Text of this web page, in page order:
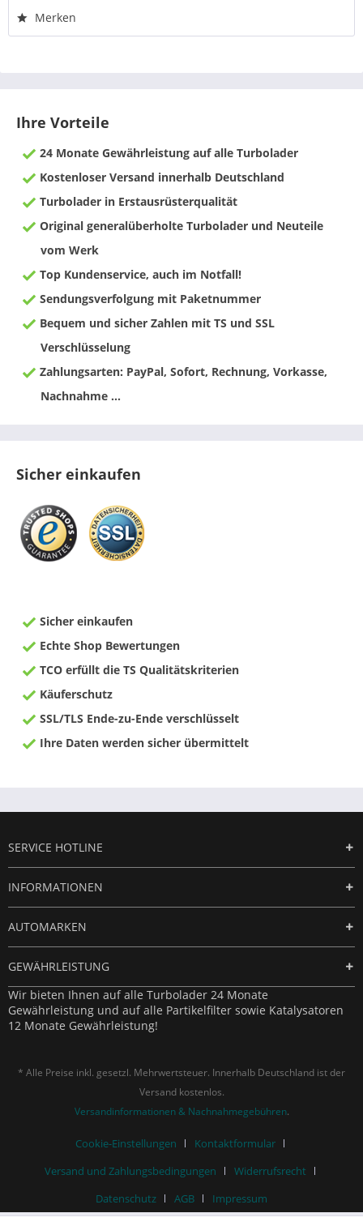
Merken
Ihre Vorteile
24 Monate Gewährleistung auf alle Turbolader
Kostenloser Versand innerhalb Deutschland
Turbolader in Erstausrüsterqualität
Original generalüberholte Turbolader und Neuteile
vom Werk
Top Kundenservice, auch im Notfall!
Sendungsverfolgung mit Paketnummer
Bequem und sicher Zahlen mit TS und SSL
Verschlüsselung
Zahlungsarten: PayPal, Sofort, Rechnung, Vorkasse,
Nachnahme ...
Sicher einkaufen
Sicher einkaufen
Echte Shop Bewertungen
TCO erfüllt die TS Qualitätskriterien
Käuferschutz
SSL/TLS Ende-zu-Ende verschlüsselt
Ihre Daten werden sicher übermittelt
SERVICE HOTLINE
INFORMATIONEN
AUTOMARKEN
GEWÄHRLEISTUNG
Wir bieten Ihnen auf alle Turbolader 24 Monate
Gewährleistung und auf alle Partikelfilter sowie Katalysatoren
12 Monate Gewährleistung!
* Alle Preise inkl. gesetzl. Mehrwertsteuer. Innerhalb Deutschland ist der
Versand kostenlos.
Versandinformationen & Nachnahmegebühren.
Cookie-Einstellungen
Kontaktformular
Versand und Zahlungsbedingungen
Widerrufsrecht
Datenschutz
AGB Impressum